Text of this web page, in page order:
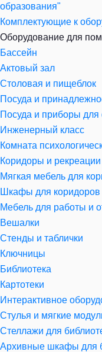
образования"
Комплектующие к
Оборудование для
Бассейн
Актовый зал
Столовая и пищеблок
Посуда и
Посуда и приборы для
Инженерный класс
Комната
Коридоры и рекреации
Мягкая мебель для
Шкафы для коридоров
Мебель для работы и
Вешалки
Стенды и таблички
Ключницы
Библиотека
Картотеки
Интерактивное
Стулья и мягкие
Стеллажи для
Архивные шкафы для